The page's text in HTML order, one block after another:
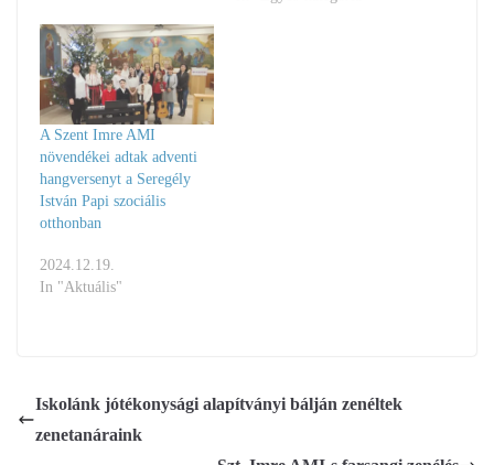
A Szent Imre AMI
növendékei adtak adventi
hangversenyt a Seregély
István Papi szociális
otthonban
2024.12.19.
In "Aktuális"
Iskolánk jótékonysági alapítványi bálján zenéltek
zenetanáraink